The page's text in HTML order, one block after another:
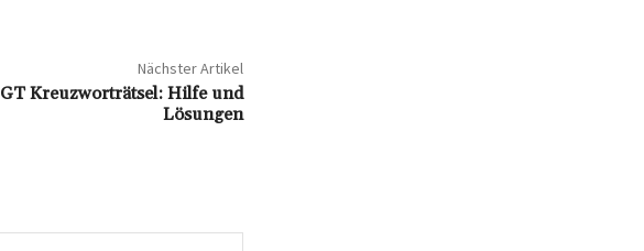
Nächster Artikel
Kreuzworträtsel: Hilfe und
Lösungen